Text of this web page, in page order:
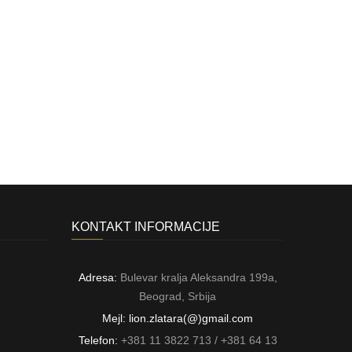
KONTAKT INFORMACIJE
Adresa: Bulevar kralja Aleksandra 199a,
Beograd, Srbija
Mejl: lion.zlatara(@)gmail.com
Telefon: +381 11 3822 713 / +381 64 13